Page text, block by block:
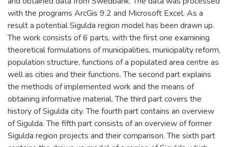
with the programs ArcGis 9.2 and Microsoft Excel. As a
result a potential Sigulda region model has been drawn up.
The work consists of 6 parts, with the first one examining
theoretical formulations of municipalities, municipality reform,
population structure, functions of a populated area centre as
well as cities and their functions. The second part explains
the methods of implemented work and the means of
obtaining informative material. The third part covers the
history of Sigulda city. The fourth part contains an overview
of Sigulda. The fifth part consists of an overview of former
Sigulda region projects and their comparison. The sixth part